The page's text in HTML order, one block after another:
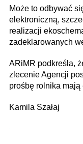
Może to odbywać
elektroniczną,
realizacji
zadeklarowanych
ARiMR podkreśla,
zlecenie Agencji
prośbę rolnika
Kamila Szałaj